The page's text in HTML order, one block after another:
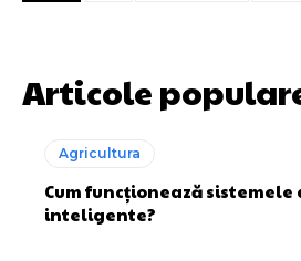
Articole
Agricultura
Cum funcționează
inteligente?